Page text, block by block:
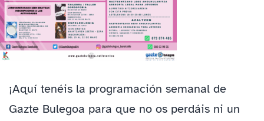
¡Aquí tenéis la programación semanal de
Gazte Bulegoa para que no os perdáis ni un